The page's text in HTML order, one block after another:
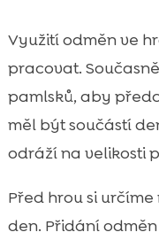
Využití odměn ve
pracovat.
pamlsků, aby
měl být součástí
odráží na velikosti
Před hrou si
den. Přidání